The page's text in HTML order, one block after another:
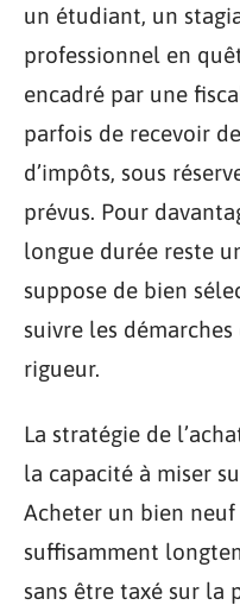
un étudiant, un
professionnel en
encadré par une
parfois de recevoir
d’impôts, sous
prévus. Pour
longue durée reste
suppose de bien
suivre les
rigueur.
La stratégie de
la capacité à miser
Acheter un bien
suffisamment
sans être taxé sur la